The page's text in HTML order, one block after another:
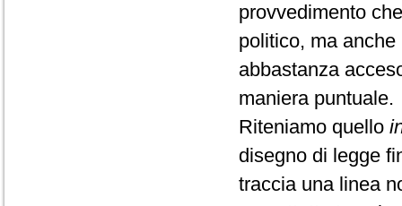
provvedimento
politico, ma
abbastanza
maniera puntuale.
Riteniamo quello
disegno di legge
traccia una linea